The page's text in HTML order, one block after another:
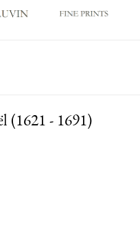
(1621 - 1691)